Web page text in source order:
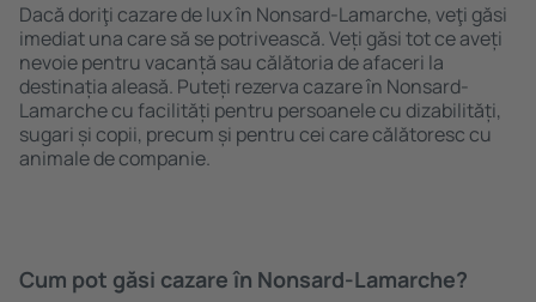
Dacă doriţi cazare de lux în Nonsard-Lamarche, veţi găsi
imediat una care să se potrivească. Veți găsi tot ce aveți
nevoie pentru vacanță sau călătoria de afaceri la
destinația aleasă. Puteți rezerva cazare în Nonsard-
Lamarche cu facilități pentru persoanele cu dizabilități,
sugari și copii, precum și pentru cei care călătoresc cu
animale de companie.
Cum pot găsi cazare în Nonsard-Lamarche?